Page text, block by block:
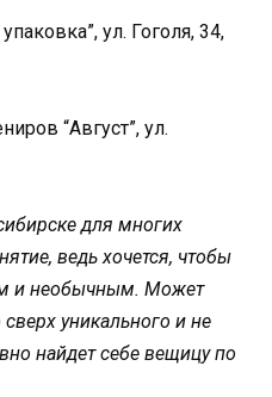
ул. Гоголя, 34,
“Август”, ул.
для многих
ведь хочется, чтобы
и необычным. Может
уникального и не
найдет себе вещицу по